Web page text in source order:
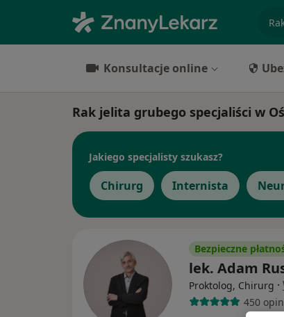
Konsultacje online
Rak jelita grubego specjaliści w
Jakiego specjalisty szukasz?
Chirurg Internista
Bezpieczne
lek. Adam
Proktolog, Chirurg ·
450